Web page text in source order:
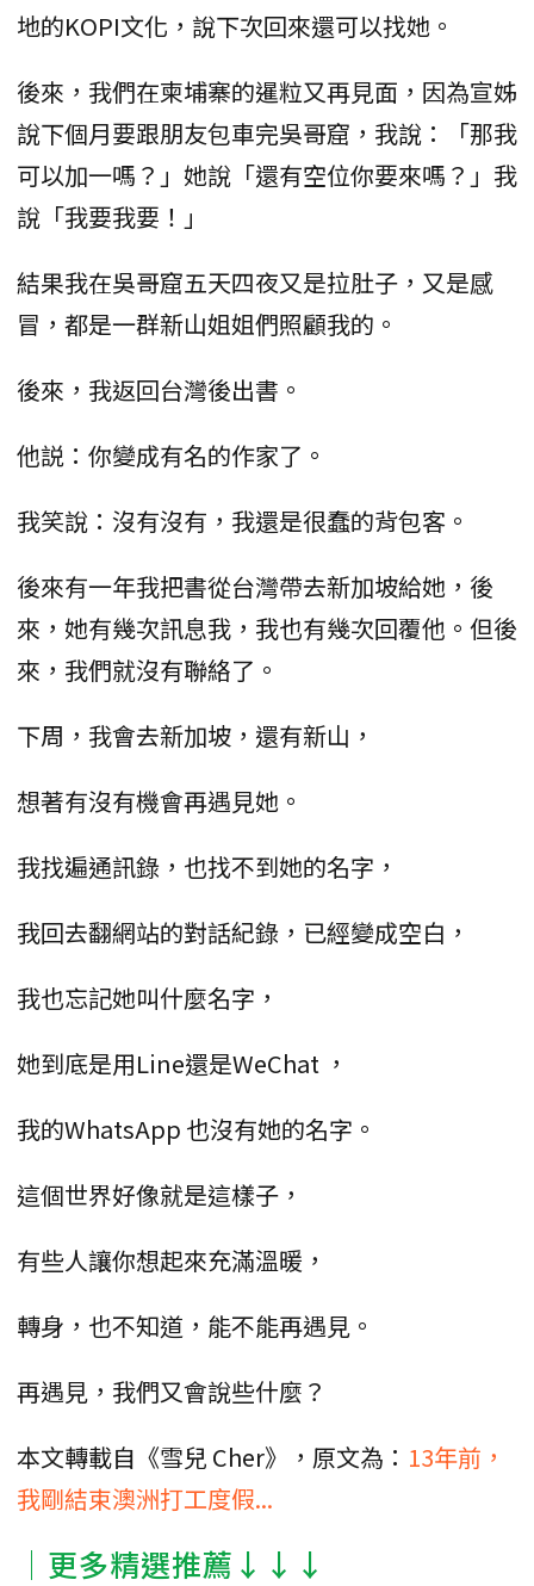
地的KOPI文化，說下次回來還可以找她。
後來，我們在柬埔寨的暹粒又再見面，因為宣姊
說下個月要跟朋友包車完吳哥窟，我說：「那我
可以加一嗎？」她說「還有空位你要來嗎？」我
說「我要我要！」
結果我在吳哥窟五天四夜又是拉肚子，又是感
冒，都是一群新山姐姐們照顧我的。
後來，我返回台灣後出書。
他説：你變成有名的作家了。
我笑說：沒有沒有，我還是很蠢的背包客。
後來有一年我把書從台灣帶去新加坡給她，後
來，她有幾次訊息我，我也有幾次回覆他。但後
來，我們就沒有聯絡了。
下周，我會去新加坡，還有新山，
想著有沒有機會再遇見她。
我找遍通訊錄，也找不到她的名字，
我回去翻網站的對話紀錄，已經變成空白，
我也忘記她叫什麼名字，
她到底是用Line還是WeChat ，
我的WhatsApp 也沒有她的名字。
這個世界好像就是這樣子，
有些人讓你想起來充滿溫暖，
轉身，也不知道，能不能再遇見。
再遇見，我們又會說些什麼？
本文轉載自《雪兒 Cher》，原文為： 13年前，
我剛結束澳洲打工度假...
│更多精選推薦↓↓↓